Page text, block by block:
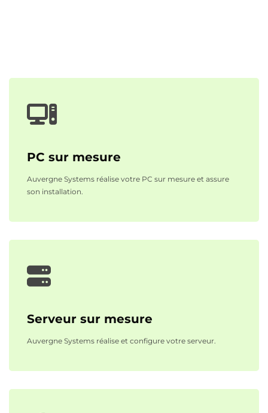
PC sur mesure
Auvergne Systems réalise votre PC sur mesure et assure
son installation.
Serveur sur mesure
Auvergne Systems réalise et configure votre serveur.